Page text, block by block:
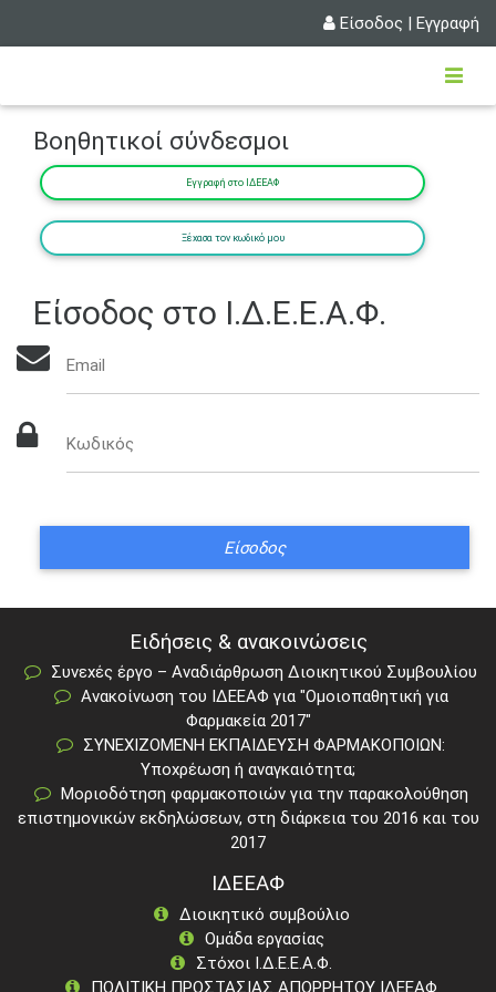
Είσοδος | Εγγραφή
Βοηθητικοί σύνδεσμοι
Εγγραφή στο ΙΔΕΕΑΦ
Ξέχασα τον κωδικό μου
Είσοδος στο Ι.Δ.Ε.Ε.Α.Φ.
Email
Κωδικός
Ειδήσεις & ανακοινώσεις
Συνεχές έργο – Αναδιάρθρωση Διοικητικού Συμβουλίου
Ανακοίνωση του ΙΔΕΕΑΦ για "Ομοιοπαθητική για
Φαρμακεία 2017"
ΣΥΝΕΧΙΖΟΜΕΝΗ ΕΚΠΑΙΔΕΥΣΗ ΦΑΡΜΑΚΟΠΟΙΩΝ:
Υποχρέωση ή αναγκαιότητα;
Μοριοδότηση φαρμακοποιών για την παρακολούθηση
επιστημονικών εκδηλώσεων, στη διάρκεια του 2016 και του
2017
ΙΔΕΕΑΦ
Διοικητικό συμβούλιο
Ομάδα εργασίας
Στόχοι Ι.Δ.Ε.Ε.Α.Φ.
ΠΟΛΙΤΙΚΗ ΠΡΟΣΤΑΣΙΑΣ ΑΠΟΡΡΗΤΟΥ ΙΔΕΕΑΦ